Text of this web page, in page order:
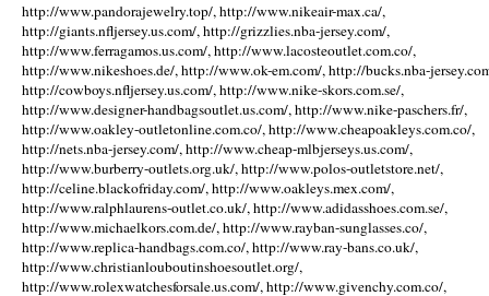
http://www.pandorajewelry.top/, http://www.nikeair-max.ca/,
http://giants.nfljersey.us.com/, http://grizzlies.nba-jersey.com/,
http://www.ferragamos.us.com/, http://www.lacosteoutlet.com.co/,
http://www.nikeshoes.de/, http://www.ok-em.com/, http://bucks.nba-
http://cowboys.nfljersey.us.com/, http://www.nike-skors.com.se/,
http://www.designer-handbagsoutlet.us.com/, http://www.nike-paschers.fr/,
http://www.oakley-outletonline.com.co/, http://www.cheapoakleys.com.co/,
http://nets.nba-jersey.com/, http://www.cheap-mlbjerseys.us.com/,
http://www.burberry-outlets.org.uk/, http://www.polos-outletstore.net/,
http://celine.blackofriday.com/, http://www.oakleys.mex.com/,
http://www.ralphlaurens-outlet.co.uk/, http://www.adidasshoes.com.se/,
http://www.michaelkors.com.de/, http://www.rayban-sunglasses.co/,
http://www.replica-handbags.com.co/, http://www.ray-bans.co.uk/,
http://www.christianlouboutinshoesoutlet.org/,
http://www.rolexwatchesforsale.us.com/, http://www.givenchy.com.co/,